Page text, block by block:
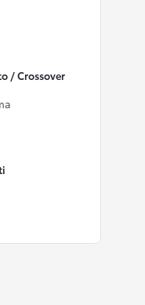
/ Crossover